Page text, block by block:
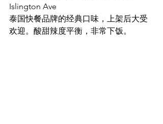
Islington Ave
泰国快餐品牌的经典口味，上架后大受
欢迎。酸甜辣度平衡，非常下饭。